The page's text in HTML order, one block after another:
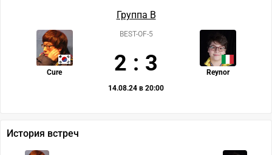
Группа B
Cure Reynor
BEST-OF-5
2 : 3
14.08.24 в 20:00
История встреч